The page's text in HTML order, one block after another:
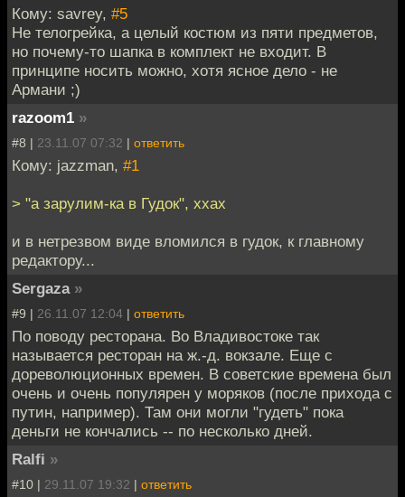
Кому: savrey, #5
Не телогрейка, а целый костюм из пяти предметов,
но почему-то шапка в комплект не входит. В
принципе носить можно, хотя ясное дело - не
Армани ;)
razoom1 »
#8 | 23.11.07 07:32 | ответить
Кому: jazzman, #1
> "а зарулим-ка в Гудок", ххах
и в нетрезвом виде вломился в гудок, к главному
редактору...
Sergaza »
#9 | 26.11.07 12:04 | ответить
По поводу ресторана. Во Владивостоке так
называется ресторан на ж.-д. вокзале. Еще с
дореволюционных времен. В советские времена был
очень и очень популярен у моряков (после прихода с
путин, например). Там они могли "гудеть" пока
деньги не кончались -- по несколько дней.
Ralfi »
#10 | 29.11.07 19:32 | ответить